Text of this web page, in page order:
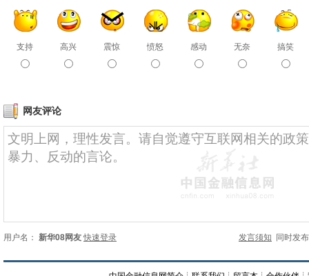
支持 高兴 震惊 愤怒 感动 无奈 搞笑
网友评论
用户名： 新华08网友 快速登录 发言须知 同时发